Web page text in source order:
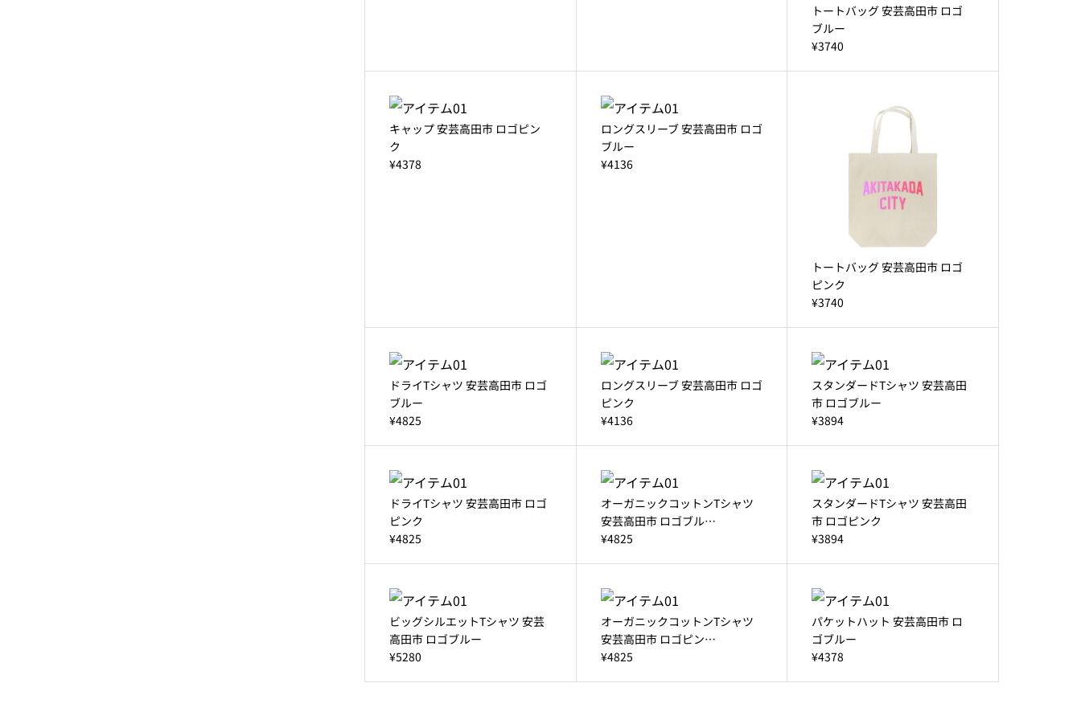
トートバッグ 安芸高田市 ロゴ
ブルー
¥3740
キャップ 安芸高田市 ロゴピン
ク
¥4378
ロングスリーブ 安芸高田市 ロゴ
ブルー
¥4136
トートバッグ 安芸高田市 ロゴ
ピンク
¥3740
ドライTシャツ 安芸高田市 ロゴ
ブルー
¥4825
ロングスリーブ 安芸高田市 ロゴ
ピンク
¥4136
スタンダードTシャツ 安芸高田
市 ロゴブルー
¥3894
ドライTシャツ 安芸高田市 ロゴ
ピンク
¥4825
オーガニックコットンTシャツ
安芸高田市 ロゴブル…
¥4825
スタンダードTシャツ 安芸高田
市 ロゴピンク
¥3894
ビッグシルエットTシャツ 安芸
高田市 ロゴブルー
¥5280
オーガニックコットンTシャツ
安芸高田市 ロゴピン…
¥4825
パケットハット 安芸高田市 ロ
ゴブルー
¥4378